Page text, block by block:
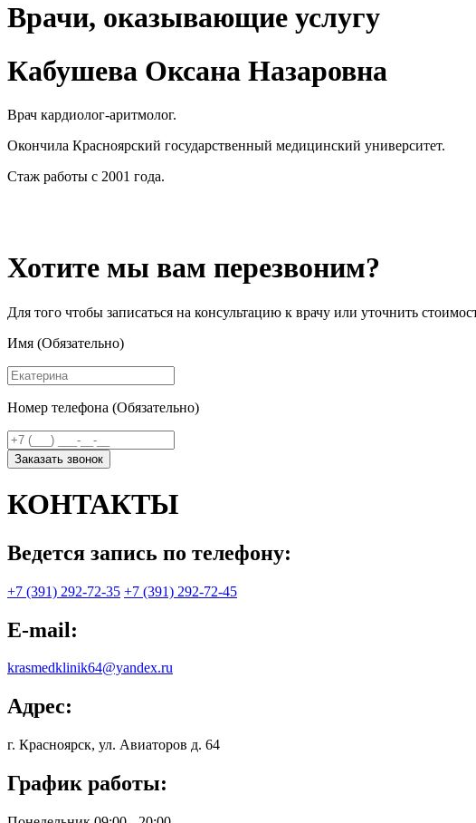
Врачи, оказывающие услугу
Кабушева Оксана Назаровна
Врач кардиолог-аритмолог.
Окончила Красноярский государственный медицинский университет.
Стаж работы с 2001 года.
Хотите мы вам перезвоним?
Для того чтобы записаться на консультацию к врачу или уточнить
Имя (Обязательно)
Номер телефона (Обязательно)
Заказать звонок
КОНТАКТЫ
Ведется запись по телефону:
+7 (391) 292-72-35 +7 (391) 292-72-45
E-mail:
krasmedklinik64@yandex.ru
Адрес:
г. Красноярск, ул. Авиаторов д. 64
График работы: